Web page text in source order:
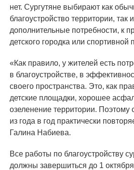
нет. Сургутяне выбирают как
благоустройство территории, так
дополнительные потребности, к
детского городка или спортивной
«Как правило, у жителей есть
в благоустройстве, в
своего пространства. Это, как
детские площадки, хорошее
озеленение территории. Поэтому
из года в год практически
Галина Набиева.
Все работы по благоустройству
должны завершиться до 1